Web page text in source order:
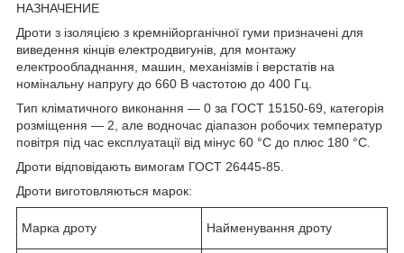
НАЗНАЧЕНИЕ
Дроти з ізоляцією з кремнійорганічної гуми призначені для
виведення кінців електродвигунів, для монтажу
електрообладнання, машин, механізмів і верстатів на
номінальну напругу до 660 В частотою до 400 Гц.
Тип кліматичного виконання — 0 за ГОСТ 15150-69, категорія
розміщення — 2, але водночас діапазон робочих температур
повітря під час експлуатації від мінус 60 °C до плюс 180 °C.
Дроти відповідають вимогам ГОСТ 26445-85.
Дроти виготовляються марок:
Марка дроту Найменування дроту